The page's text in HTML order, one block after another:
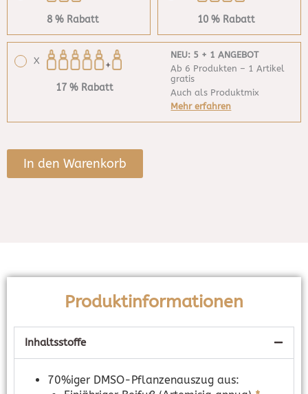
8 % Rabatt 10 % Rabatt
X
17 % Rabatt
NEU: 5 + 1 ANGEBOT
Ab 6 Produkten – 1 Artikel
gratis
Auch als Produktmix
Mehr erfahren
In den Warenkorb
Produktinformationen
Inhaltsstoffe
70%iger DMSO-Pflanzenauszug aus: